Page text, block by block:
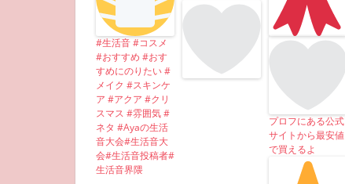
#生活音 #コスメ
#おすすめ #おす
すめにのりたい #
メイク #スキンケ
ア #アクア #クリ
スマス #雰囲気 #
ネタ #Ayaの生活
音大会#生活音大
会#生活音投稿者#
生活音界隈
プロフにある公式
サイトから最安値
で買えるよ